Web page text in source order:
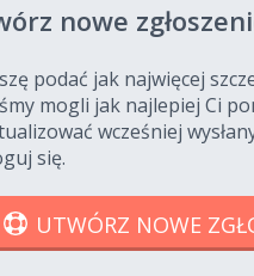
nowe
podać jak najwięcej
mogli jak najlepiej Ci
wcześniej
się.
UTWÓRZ NOWE